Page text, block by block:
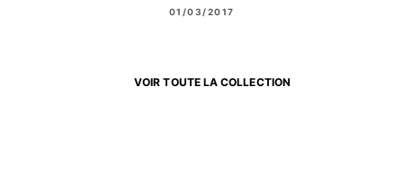
01/03/2017
VOIR TOUTE LA COLLECTION